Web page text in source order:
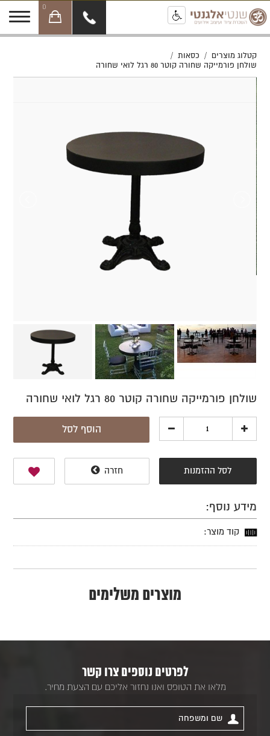
0
קטלוג מוצרים / כסאות
/
שולחן פורמייקה שחורה קוטר 80 רגל לואי שחורה
שולחן פורמייקה שחורה קוטר 80 רגל לואי שחורה
הוסף לסל
לסל ההזמנות חזרה
מידע נוסף:
קוד מוצר:
מוצרים משלימים
לפרטים נוספים צרו קשר
מלאו את הטופס ואנו נחזור אליכם עם הצעת מחיר.